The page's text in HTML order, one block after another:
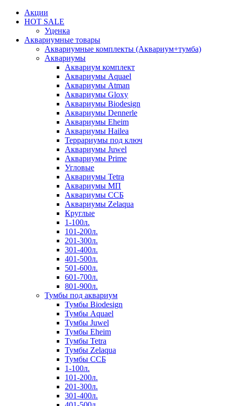
Акции
HOT SALE
Уценка
Аквариумные товары
Аквариумные комплекты (Аквариум+тумба)
Аквариумы
Аквариум комплект
Аквариумы Aquael
Аквариумы Atman
Аквариумы Gloxy
Аквариумы Biodesign
Аквариумы Dennerle
Аквариумы Eheim
Аквариумы Hailea
Террариумы под ключ
Аквариумы Juwel
Аквариумы Prime
Угловые
Аквариумы Tetra
Аквариумы МП
Аквариумы ССБ
Аквариумы Zelaqua
Круглые
1-100л.
101-200л.
201-300л.
301-400л.
401-500л.
501-600л.
601-700л.
801-900л.
Тумбы под аквариум
Тумбы Biodesign
Тумбы Aquael
Тумбы Juwel
Тумбы Eheim
Тумбы Tetra
Тумбы Zelaqua
Тумбы ССБ
1-100л.
101-200л.
201-300л.
301-400л.